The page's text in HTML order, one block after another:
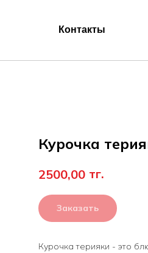
Контакты
Курочка
2500,00 тг.
Заказать
Курочка терияки - это